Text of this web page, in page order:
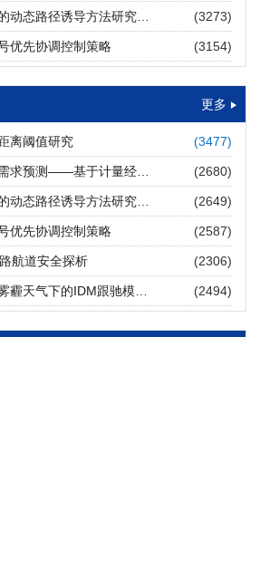
建设对交通运输领域低碳转型的推动作
https://doi.org/10.16503/j.cnki.2095-
24)
运走廊利益主体的策略演化与影响因素
谢明辉, 王元庆
https://doi.org/10.16503/j.cnki.2095-
19)
(3273)
优先协调控制策略 (3154)
更多
离阈值研究 (3477)
(2680)
(2649)
优先协调控制策略 (2587)
航道安全探析 (2306)
(2494)